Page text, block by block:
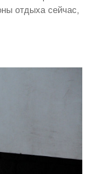
отдыха сейчас,